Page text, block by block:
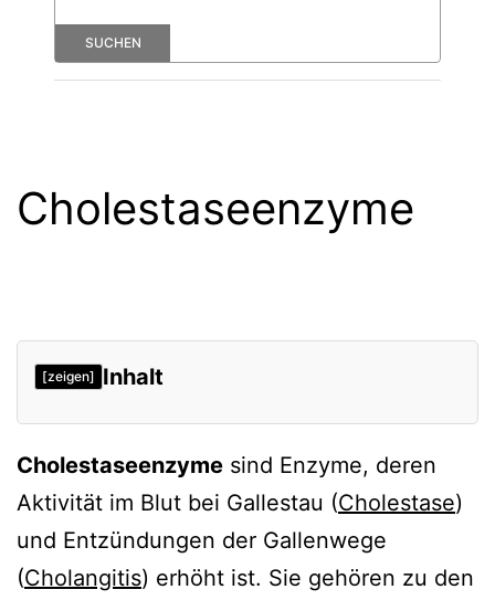
Cholestaseenzyme
[zeigen] Inhalt
Diagnostisch verwendete Enzyme
Verweise
Cholestaseenzyme sind Enzyme, deren
Aktivität im Blut bei Gallestau (Cholestase)
und Entzündungen der Gallenwege
(Cholangitis) erhöht ist. Sie gehören zu den